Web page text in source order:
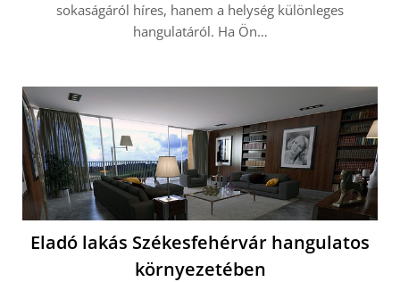
sokaságáról híres, hanem a helység különleges
hangulatáról. Ha Ön…
Eladó lakás Székesfehérvár hangulatos
környezetében